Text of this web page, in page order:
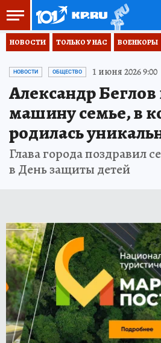
НОВОСТИ ТОЛЬКО У НАС ВОЕНКОРЫ
НОВОСТИ ОБЩЕСТВО 1 июня 2026 9:00
Александр
машину семье, в
родилась
Глава города поздравил
в День защиты детей